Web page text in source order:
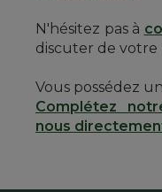
N'hésitez pas à
discuter de votre
Vous possédez
Complétez
nous